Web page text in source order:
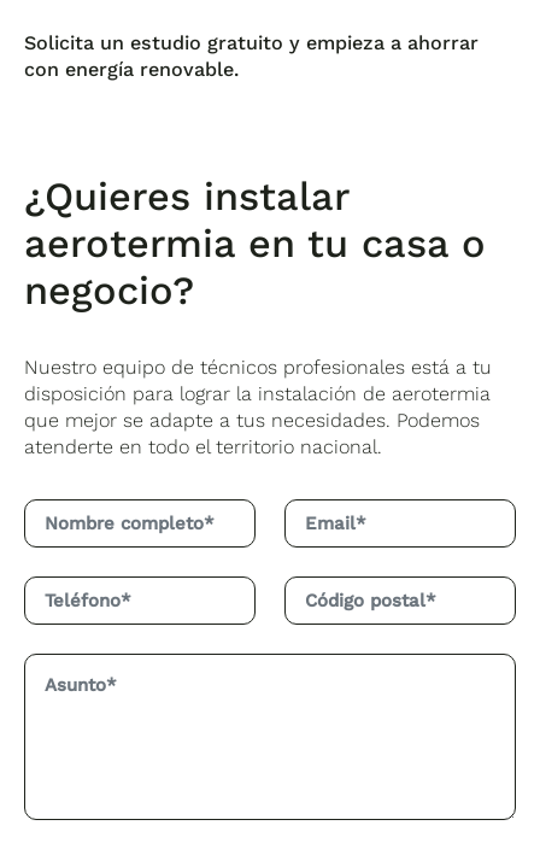
Solicita un estudio gratuito y empieza a ahorrar
con energía renovable.
¿Quieres instalar
aerotermia en tu casa o
negocio?
Nuestro equipo de técnicos profesionales está a tu
disposición para lograr la instalación de aerotermia
que mejor se adapte a tus necesidades. Podemos
atenderte en todo el territorio nacional.